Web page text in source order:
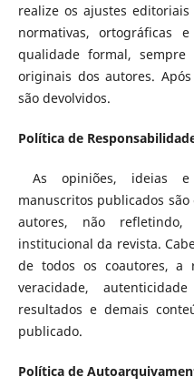
realize os ajustes
normativas, ortográficas
qualidade formal,
originais dos autores.
são devolvidos.
Política de
As opiniões, ideias e
manuscritos publicados
autores, não refletindo,
institucional da revista.
de todos os coautores, a
veracidade,
resultados e demais
publicado.
Política de